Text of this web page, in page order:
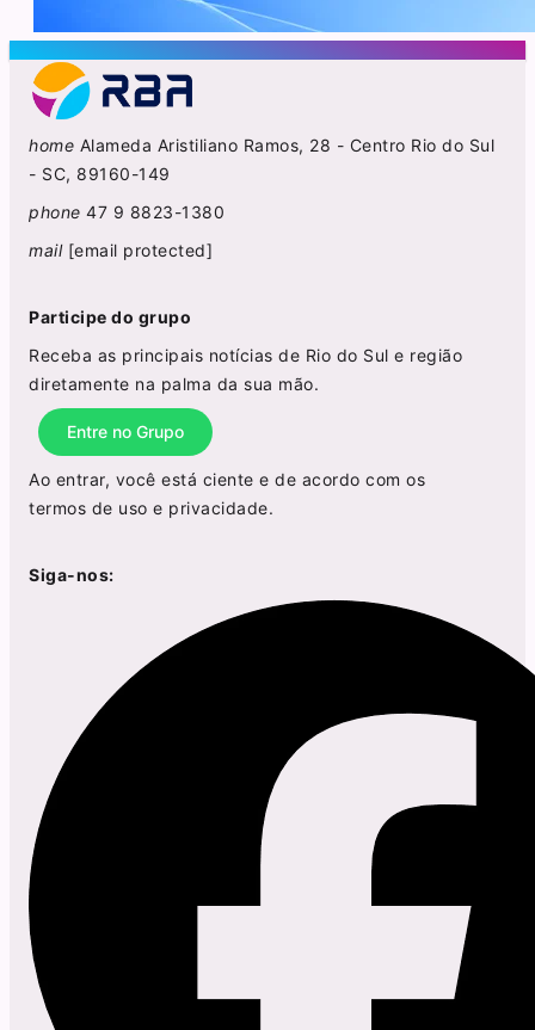
home Alameda Aristiliano Ramos, 28 - Centro Rio do Sul
- SC, 89160-149
phone 47 9 8823-1380
mail [email protected]
Participe do grupo
Receba as principais notícias de Rio do Sul e região
diretamente na palma da sua mão.
Entre no Grupo
Ao entrar, você está ciente e de acordo com os
termos de uso e privacidade.
Siga-nos: